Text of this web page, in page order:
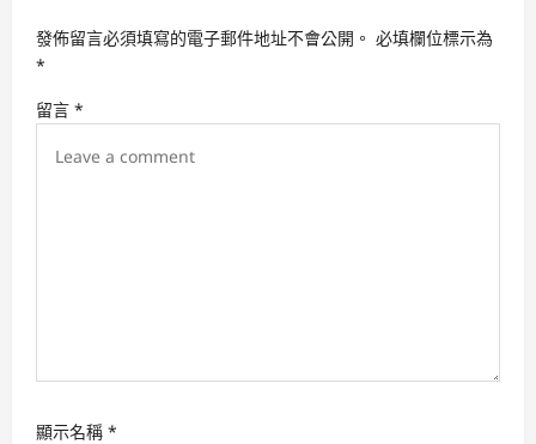
a
t
i
發佈留言必須填寫的電子郵件地址不會公開。 必填欄位標示為
*
留言 *
顯示名稱 *